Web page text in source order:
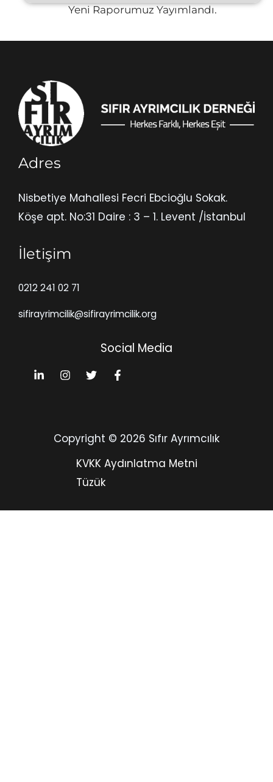
Yeni Raporumuz Yayımlandı.
Adres
Nisbetiye Mahallesi Fecri Ebcioğlu Sokak.
Köşe apt. No:31 Daire : 3 – 1. Levent /İstanbul
İletişim
0212 241 02 71
sifirayrimcilik@sifirayrimcilik.org
Social Media
Copyright © 2026 Sıfır Ayrımcılık
KVKK Aydınlatma Metni
Tüzük